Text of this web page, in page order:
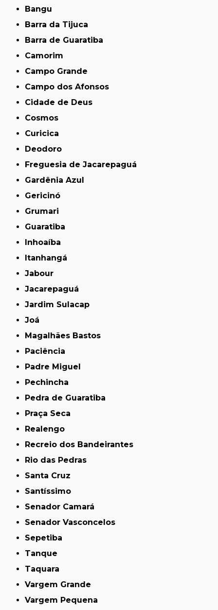
Bangu
Barra da Tijuca
Barra de Guaratiba
Camorim
Campo Grande
Campo dos Afonsos
Cidade de Deus
Cosmos
Curicica
Deodoro
Freguesia de Jacarepaguá
Gardênia Azul
Gericinó
Grumari
Guaratiba
Inhoaíba
Itanhangá
Jabour
Jacarepaguá
Jardim Sulacap
Joá
Magalhães Bastos
Paciência
Padre Miguel
Pechincha
Pedra de Guaratiba
Praça Seca
Realengo
Recreio dos Bandeirantes
Rio das Pedras
Santa Cruz
Santíssimo
Senador Camará
Senador Vasconcelos
Sepetiba
Tanque
Taquara
Vargem Grande
Vargem Pequena